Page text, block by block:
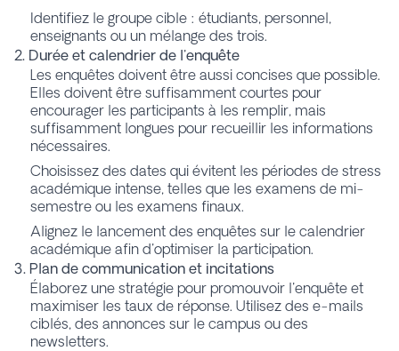
Identifiez le groupe cible : étudiants, personnel,
enseignants ou un mélange des trois.
2. Durée et calendrier de l'enquête
Les enquêtes doivent être aussi concises que possible.
Elles doivent être suffisamment courtes pour
encourager les participants à les remplir, mais
suffisamment longues pour recueillir les informations
nécessaires.
Choisissez des dates qui évitent les périodes de stress
académique intense, telles que les examens de mi-
semestre ou les examens finaux.
Alignez le lancement des enquêtes sur le calendrier
académique afin d'optimiser la participation.
3. Plan de communication et incitations
Élaborez une stratégie pour promouvoir l'enquête et
maximiser les taux de réponse. Utilisez des e-mails
ciblés, des annonces sur le campus ou des
newsletters.